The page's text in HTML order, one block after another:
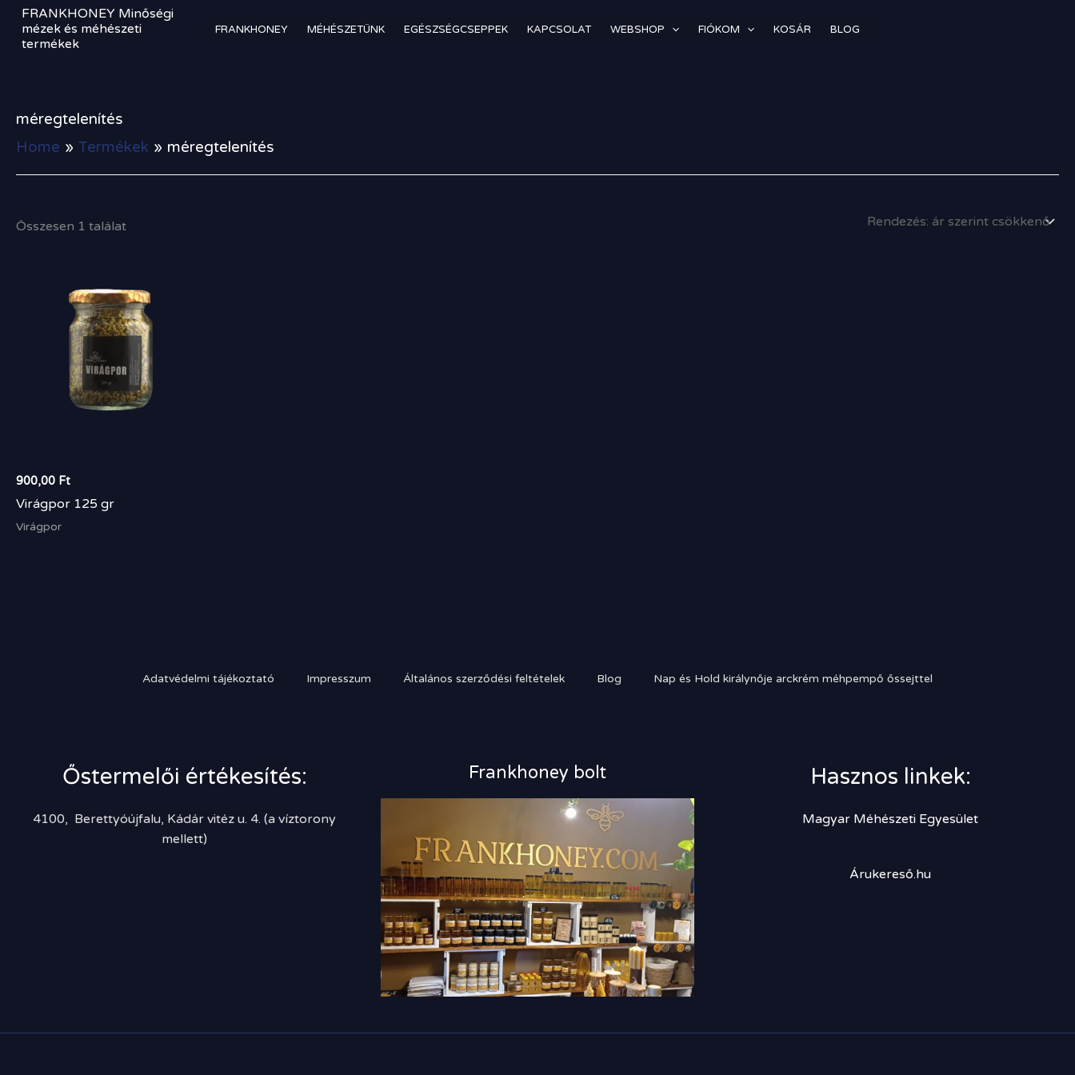
Skip
content
FRANKHONEY Minőségi
mézek és méhészeti
termékek
FRANKHONEY MÉHÉSZETÜNK EGÉSZSÉGCSEPPEK KAPCSOLAT WEBSHOP FIÓKOM KOSÁR BLOG
méregtelenítés
Home
Termékek méregtelenítés
Összesen 1 találat
900,00 Ft
Virágpor 125 gr
Virágpor
Adatvédelmi tájékoztató Impresszum Általános szerződési feltételek Blog Nap és Hold királynője arckrém méhpempő őssejttel
Őstermelői értékesítés:
4100, Berettyóújfalu, Kádár vitéz u. 4. (a víztorony
mellett)
Frankhoney bolt Hasznos linkek:
Magyar Méhészeti Egyesület
Árukereső.hu